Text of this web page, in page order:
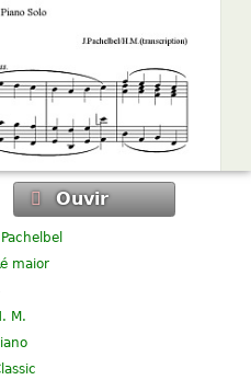
Ouvir
J Pachelbel
maior
M.